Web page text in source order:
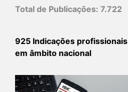
Total de Publicações: 7.722
925 Indicações profissionais
em âmbito nacional